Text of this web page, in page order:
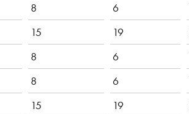
8 6
15 19
8 6
8 6
15 19